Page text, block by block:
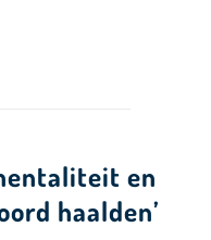
en
haalden’